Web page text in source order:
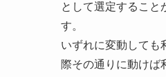
として選定すること
す。
いずれに変動しても
際その通りに動けば